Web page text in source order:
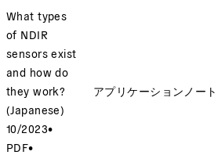
What types
of NDIR
sensors exist
and how do
they work?
(Japanese)
10/2023•
PDF•
アプリケーションノート